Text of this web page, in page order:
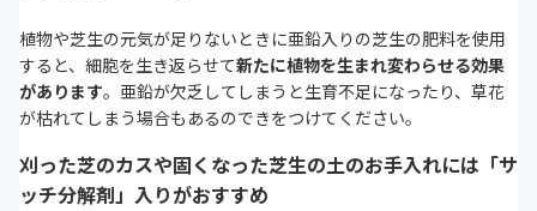
植物や芝生の元気が足りないときに亜鉛入りの芝生の肥料を使用
すると、細胞を生き返らせて新たに植物を生まれ変わらせる効果
があります。亜鉛が欠乏してしまうと生育不足になったり、草花
が枯れてしまう場合もあるのできをつけてください。
刈った芝のカスや固くなった芝生の土のお手入れには「サ
ッチ分解剤」入りがおすすめ